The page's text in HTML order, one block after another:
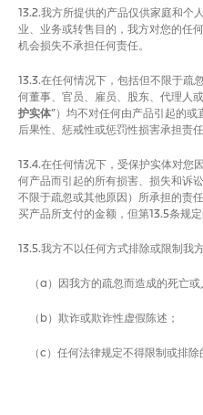
13.2.我方所提供的产品仅供家庭和个
业、业务或转售目的，我方对您的任
机会损失不承担任何责任。
13.3.在任何情况下，包括但不限于疏
何董事、官员、雇员、股东、代理人
护实体”）均不对任何由产品引起的或
后果性、惩戒性或惩罚性损害承担责任
13.4.在任何情况下，受保护实体对您
何产品而引起的所有损害、损失和诉
不限于疏忽或其他原因）所承担的责
买产品所支付的金额，但第13.5条规定
13.5.我方不以任何方式排除或限制我
（a）因我方的疏忽而造成的死亡或
（b）欺诈或欺诈性虚假陈述；
（c）任何法律规定不得限制或排除